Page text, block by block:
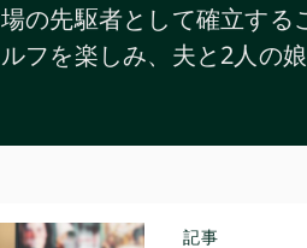
場の先駆者として確立する
ルフを楽しみ、夫と2人の
記事